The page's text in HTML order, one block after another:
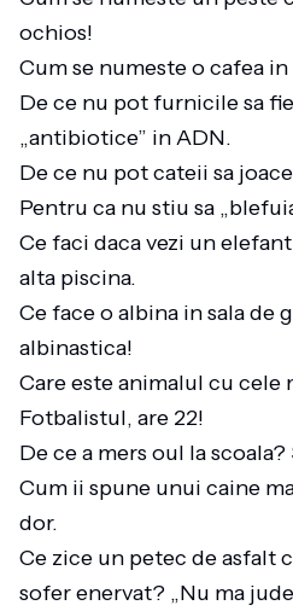
ochios!
Cum se numeste o cafea
De ce nu pot furnicile sa
„antibiotice” in ADN.
De ce nu pot cateii sa
Pentru ca nu stiu sa
Ce faci daca vezi un
alta piscina.
Ce face o albina in sala de
albinastica!
Care este animalul cu cele
Fotbalistul, are 22!
De ce a mers oul la
Cum ii spune unui caine
dor.
Ce zice un petec de asfalt
sofer enervat? „Nu ma